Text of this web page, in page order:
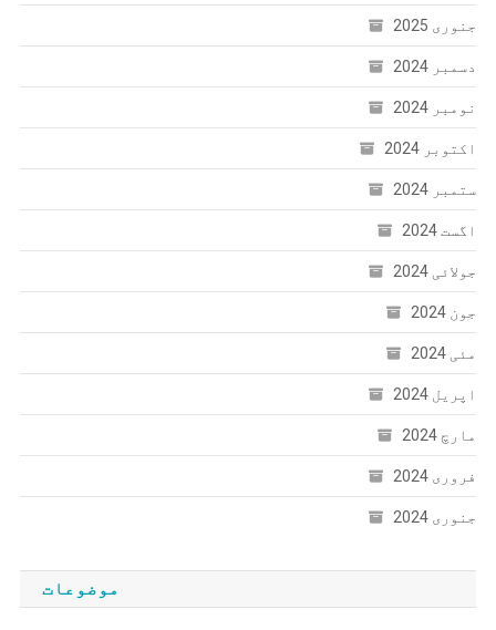
جنوری 2025
دسمبر 2024
نومبر 2024
اکتوبر 2024
ستمبر 2024
اگست 2024
جولائی 2024
جون 2024
مئی 2024
اپریل 2024
مارچ 2024
فروری 2024
جنوری 2024
موضوعات